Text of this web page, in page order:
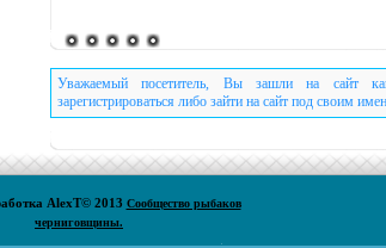
Уважаемый посетитель, Вы зашли на сайт
зарегистрироваться либо зайти на сайт под своим
AlexT© 2013 Сообщество рыбаков
черниговщины.